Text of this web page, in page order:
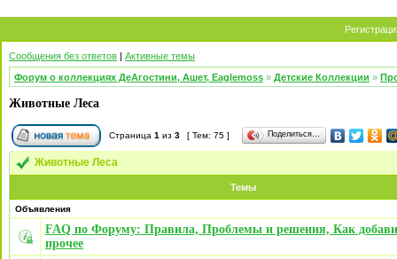
Сообщения без ответов | Активные темы
Форум о коллекциях ДеАгостини, Ашет, Eaglemoss » Детские Коллекции »
Животные Леса
Страница 1 из 3 [ Тем: 75 ] Поделиться…
Животные Леса
Темы
Объявления
FAQ по Форуму: Правила, Проблемы и решения, Как
прочее